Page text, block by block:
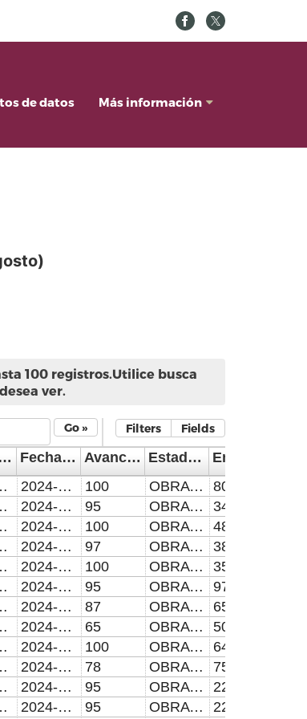
de datos Más información
100 registros.Utilice busca
ver.
Filters Fields
Go »
Inicio Fecha Término Avance Físico(en porcentaje) Estado de la obra
01 2024-05-29 100 OBRA TERMINADA
80
01 2024-05-29 95 OBRA EN PROCESO
34
01 2024-05-29 100 OBRA TERMINADA
48
01 2024-05-29 97 OBRA EN PROCESO
38
25 2024-06-22 100 OBRA TERMINADA
35
09 2024-08-06 95 OBRA EN PROCESO
97
01 2024-07-28 87 OBRA EN PROCESO
65
01 2024-04-29 65 OBRA EN PROCESO
50
25 2024-06-22 100 OBRA TERMINADA
64
09 2024-09-05 78 OBRA EN PROCESO
75
17 2024-09-13 95 OBRA EN PROCESO
22
17 2024-09-13 95 OBRA EN PROCESO
22